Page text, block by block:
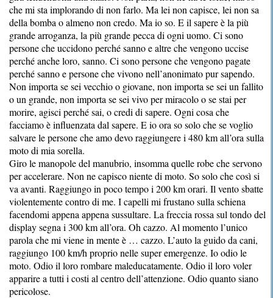
che mi sta implorando di non farlo. Ma lei non capisce, lei non sa
della bomba o almeno non credo. Ma io so. E il sapere è la più
grande arroganza, la più grande pecca di ogni uomo. Ci sono
persone che uccidono perché sanno e altre che vengono uccise
perché anche loro, sanno. Ci sono persone che vengono pagate
perché sanno e persone che vivono nell’anonimato pur sapendo.
Non importa se sei vecchio o giovane, non importa se sei un fallito
o un grande, non importa se sei vivo per miracolo o se stai per
morire, agisci perché sai, o credi di sapere. Ogni cosa che
facciamo è influenzata dal sapere. E io ora so solo che se voglio
salvare le persone che amo devo raggiungere i 480 km all’ora sulla
moto di mia sorella.
Giro le manopole del manubrio, insomma quelle robe che servono
per accelerare. Non ne capisco niente di moto. So solo che così si
va avanti. Raggiungo in poco tempo i 200 km orari. Il vento sbatte
violentemente contro di me. I capelli mi frustano sulla schiena
facendomi appena appena sussultare. La freccia rossa sul tondo del
display segna i 300 km all’ora. Oh cazzo. Al momento l’unico
parola che mi viene in mente è … cazzo. L’auto la guido da cani,
raggiungo 100 km/h proprio nelle super emergenze. Io odio le
moto. Odio il loro rombare maleducatamente. Odio il loro voler
apparire a tutti i costi al centro dell’attenzione. Odio quanto siano
pericolose.